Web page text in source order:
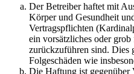
Der Betreiber haftet mit
Körper und Gesundheit
Vertragspflichten
ein vorsätzliches oder grob
zurückzuführen sind. Dies
Folgeschäden wie
Die Haftung ist gegenüber